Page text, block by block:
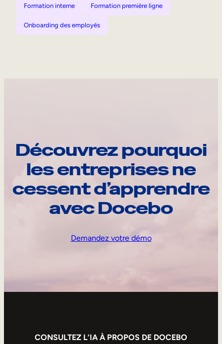
Formation interne Formation première ligne
Onboarding des employés
Découvrez pourquoi
les entreprises ne
cessent d’apprendre
avec Docebo
Demandez votre démo
CONSULTEZ L’IA À PROPOS DE DOCEBO